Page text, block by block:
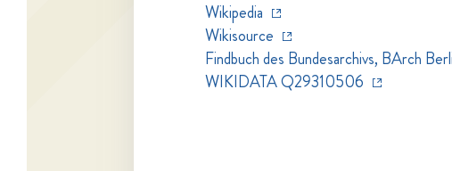
Wikipedia
Wikisource
Findbuch des Bundesarchivs, BArch
WIKIDATA Q29310506